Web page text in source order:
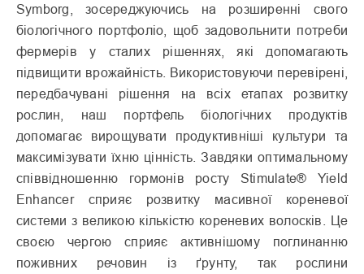
Symborg, зосереджуючись на розширенні свого
біологічного портфоліо, щоб задовольнити потреби
фермерів у сталих рішеннях, які допомагають
підвищити врожайність. Використовуючи перевірені,
передбачувані рішення на всіх етапах розвитку
рослин, наш портфель біологічних продуктів
допомагає вирощувати продуктивніші культури та
максимізувати їхню цінність. Завдяки оптимальному
співвідношенню гормонів росту Stimulate® Yield
Enhancer сприяє розвитку масивної кореневої
системи з великою кількістю кореневих волосків. Це
своєю чергою сприяє активнішому поглинанню
поживних речовин із ґрунту, так рослини